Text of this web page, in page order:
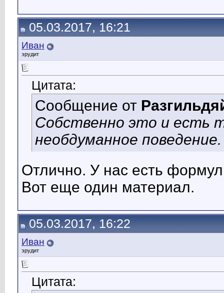
05.03.2017, 16:21
Иван
эрудит
Цитата:
Сообщение от
Собственно это и есть
необдуманное
Отлично. У нас есть
Вот еще один материал.
05.03.2017, 16:22
Иван
эрудит
Цитата: